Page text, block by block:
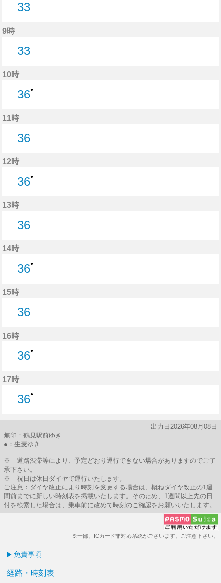
33
9時
33
10時
36●
11時
36
12時
36●
13時
36
14時
36●
15時
36
16時
36●
17時
36●
出力日2026年08月08日
無印：鶴見駅前ゆき
●：生麦ゆき
※ 道路渋滞等により、予定どおり運行できない場合がありますのでご了
承下さい。
※ 祝日は休日ダイヤで運行いたします。
ご注意：ダイヤ改正により時刻を変更する場合は、概ねダイヤ改正の1週
間前までに新しい時刻表を掲載いたします。そのため、1週間以上先の日
付を検索した場合は、乗車前に改めて時刻のご確認をお願いいたします。
※一部、ICカード非対応系統がございます。ご注意下さい。
免責事項
経路・時刻表